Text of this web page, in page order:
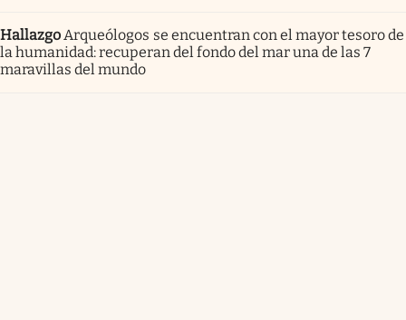
HallazgoArqueólogos se encuentran con el mayor tesoro de
la humanidad: recuperan del fondo del mar una de las 7
maravillas del mundo